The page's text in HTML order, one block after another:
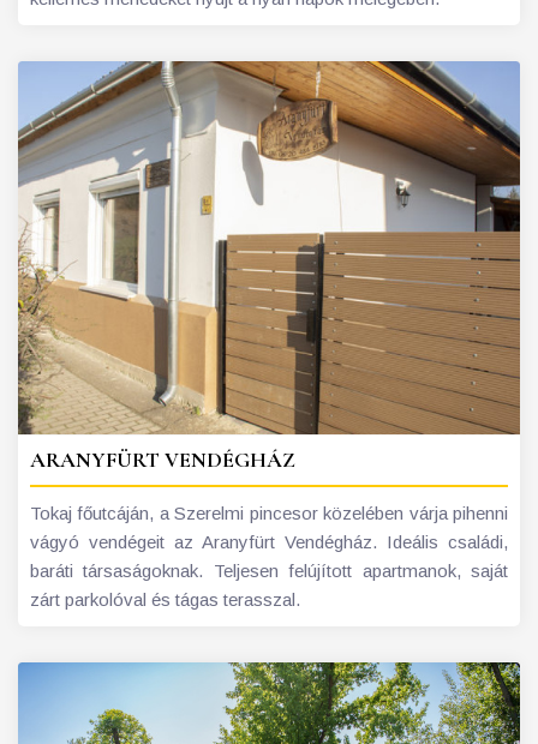
ARANYFÜRT VENDÉGHÁZ
Tokaj főutcáján, a Szerelmi pincesor közelében várja pihenni
vágyó vendégeit az Aranyfürt Vendégház. Ideális családi,
baráti társaságoknak. Teljesen felújított apartmanok, saját
zárt parkolóval és tágas terasszal.